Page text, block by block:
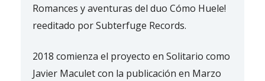
Romances y aventuras del duo Cómo Huele!
reeditado por Subterfuge Records.
2018 comienza el proyecto en Solitario como
Javier Maculet con la publicación en Marzo